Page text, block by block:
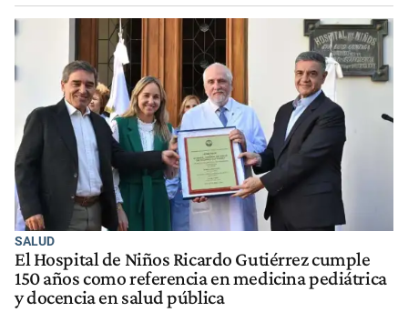
SALUD
El Hospital de Niños Ricardo Gutiérrez cumple
150 años como referencia en medicina pediátrica
y docencia en salud pública